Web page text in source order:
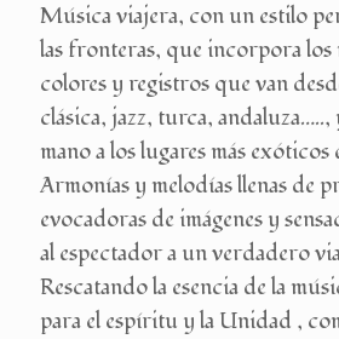
Música viajera, con un estilo
las fronteras, que incorpora los
colores y registros que van
clásica, jazz, turca, andaluza…..,
mano a los lugares más exóticos
Armonías y melodías llenas de
evocadoras de imágenes y
al espectador a un verdadero
Rescatando la esencia de la
para el espíritu y la Unidad ,